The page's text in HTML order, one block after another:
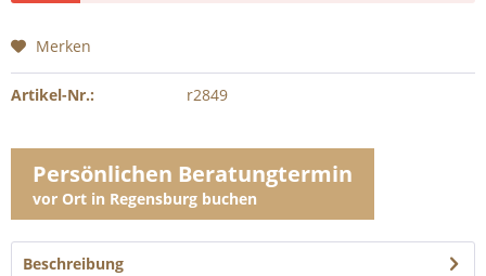
Merken
Artikel-Nr.: r2849
Persönlichen Beratungtermin
vor Ort in Regensburg buchen
Beschreibung